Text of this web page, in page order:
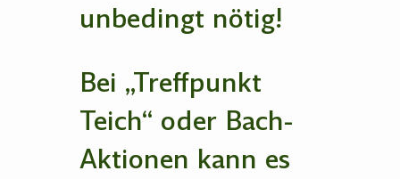
unbedingt nötig!
Bei „Treffpunkt
Teich“ oder Bach-
Aktionen kann es